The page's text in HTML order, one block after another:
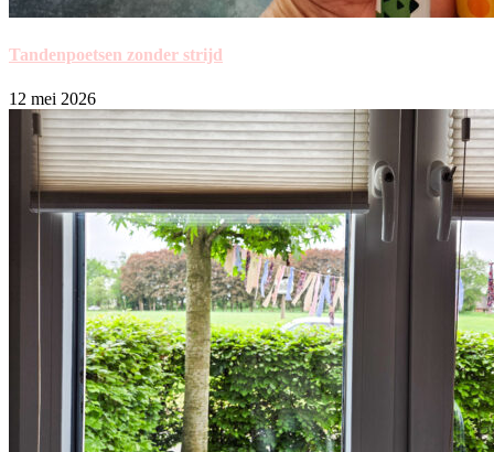
Tandenpoetsen zonder strijd
12 mei 2026